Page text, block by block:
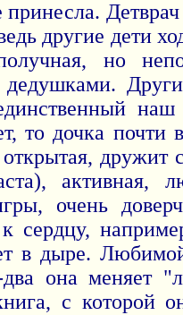
принесла.
другие дети
но
то дочка почти
дружит
активная,
очень
сердцу,
в дыре.
она меняет
с которой